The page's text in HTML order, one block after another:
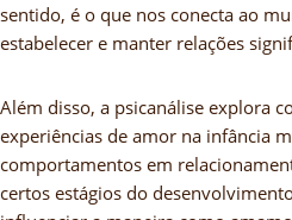
sentido, é o que nos conecta ao
estabelecer e manter relações
Além disso, a psicanálise explora
experiências de amor na infância
comportamentos em
certos estágios do